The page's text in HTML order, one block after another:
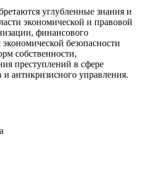
углубленные знания и
экономической и правовой
финансового
безопасности
собственности,
преступлений в сфере
антикризисного управления.